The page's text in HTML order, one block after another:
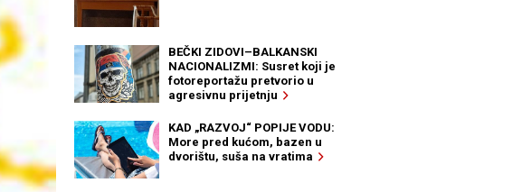
BEČKI ZIDOVI–BALKANSKI
NACIONALIZMI: Susret koji je
fotoreportažu pretvorio u
agresivnu prijetnju
KAD „RAZVOJ“ POPIJE VODU:
More pred kućom, bazen u
dvorištu, suša na vratima